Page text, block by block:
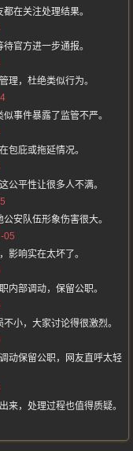
在关注处理结果。
官方进一步通报。
理，杜绝类似行为。
事件暴露了监管不严。
包庇或拖延情况。
公平性让很多人不满。
安队伍形象伤害很大。
05
影响实在太坏了。
内部调动，保留公职。
小，大家讨论得很激烈。
动保留公职，网友直呼太轻
来，处理过程也值得质疑。